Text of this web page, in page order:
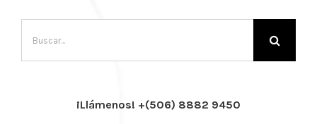
¡Llámenos! +(506) 8882 9450